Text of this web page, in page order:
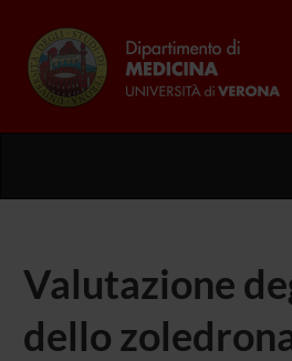
Valutazione
dello